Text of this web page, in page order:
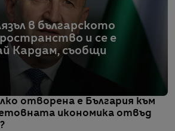
в българското
и се е
Кардам, съобщи
отворена е България към
икономика отвъд